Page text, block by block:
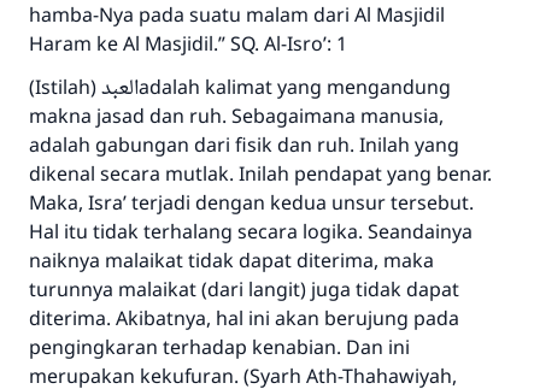
hamba-Nya pada suatu malam dari Al Masjidil
Haram ke Al Masjidil.” SQ. Al-Isro’: 1
(Istilah) العبدadalah kalimat yang mengandung
makna jasad dan ruh. Sebagaimana manusia,
adalah gabungan dari fisik dan ruh. Inilah yang
dikenal secara mutlak. Inilah pendapat yang benar.
Maka, Isra’ terjadi dengan kedua unsur tersebut.
Hal itu tidak terhalang secara logika. Seandainya
naiknya malaikat tidak dapat diterima, maka
turunnya malaikat (dari langit) juga tidak dapat
diterima. Akibatnya, hal ini akan berujung pada
pengingkaran terhadap kenabian. Dan ini
merupakan kekufuran. (Syarh Ath-Thahawiyah,